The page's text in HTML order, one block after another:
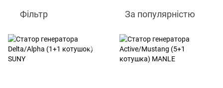
Фільтр За популярністю